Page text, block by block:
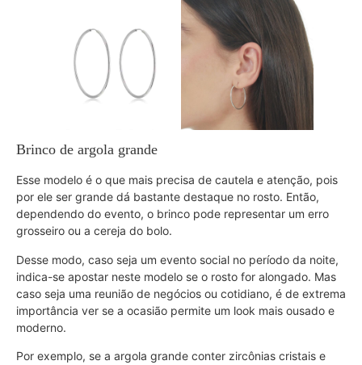
Brinco de argola grande
Esse modelo é o que mais precisa de cautela e atenção, pois
por ele ser grande dá bastante destaque no rosto. Então,
dependendo do evento, o brinco pode representar um erro
grosseiro ou a cereja do bolo.
Desse modo, caso seja um evento social no período da noite,
indica-se apostar neste modelo se o rosto for alongado. Mas
caso seja uma reunião de negócios ou cotidiano, é de extrema
importância ver se a ocasião permite um look mais ousado e
moderno.
Por exemplo, se a argola grande conter zircônias cristais e